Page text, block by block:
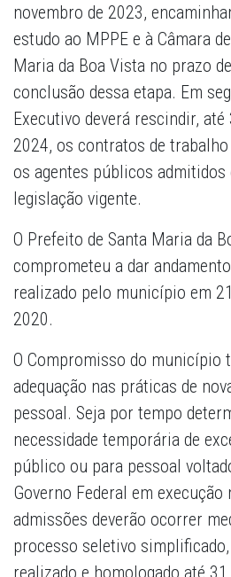
novembro de 2023,
estudo ao MPPE e à Câmara
Maria da Boa Vista no prazo
conclusão dessa etapa. Em
Executivo deverá rescindir,
2024, os contratos de
os agentes públicos admitidos
legislação vigente.
O Prefeito de Santa Maria da
comprometeu a dar
realizado pelo município em
2020.
O Compromisso do município
adequação nas práticas de
pessoal. Seja por tempo
necessidade temporária de
público ou para pessoal
Governo Federal em
admissões deverão ocorrer
processo seletivo